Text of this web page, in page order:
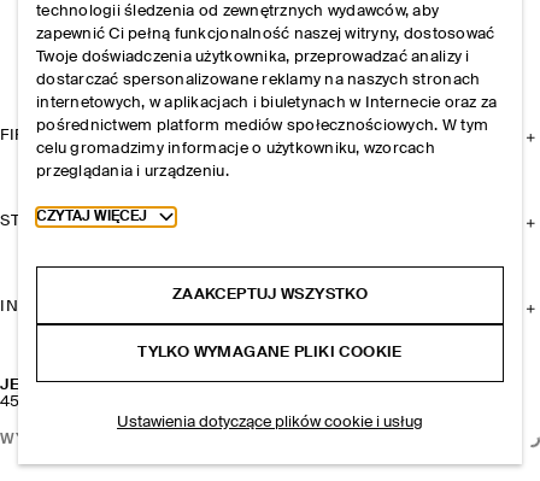
JEANSY „SIGNATURE” Z PROSTYMI NOGAWKAMI I KRAJKĄ
450 zł
WYBIERZ ROZMIAR
FIRMA
STREFA KLIENTA
INFORMACJE I REGULAMINY
technologii śledzenia od zewnętrznych wydawców, aby
zapewnić Ci pełną funkcjonalność naszej witryny, dostosować
Twoje doświadczenia użytkownika, przeprowadzać analizy i
dostarczać spersonalizowane reklamy na naszych stronach
internetowych, w aplikacjach i biuletynach w Internecie oraz za
pośrednictwem platform mediów społecznościowych. W tym
celu gromadzimy informacje o użytkowniku, wzorcach
przeglądania i urządzeniu.
Toggle more cookie information
CZYTAJ WIĘCEJ
ZAAKCEPTUJ WSZYSTKO
TYLKO WYMAGANE PLIKI COOKIE
Ustawienia dotyczące plików cookie i usług